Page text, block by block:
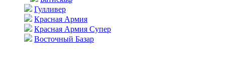
Гулливер
Красная Армия
Красная Армия Супер
Восточный Базар